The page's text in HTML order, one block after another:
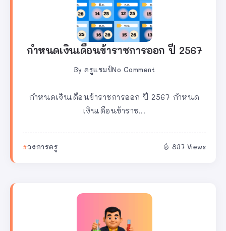
กำหนดเงินเดือนข้าราชการออก ปี 2567
By ครูแชมป์No Comment
กำหนดเงินเดือนข้าราชการออก ปี 2567 กำหนด
เงินเดือนข้าราช...
วงการครู 837 Views